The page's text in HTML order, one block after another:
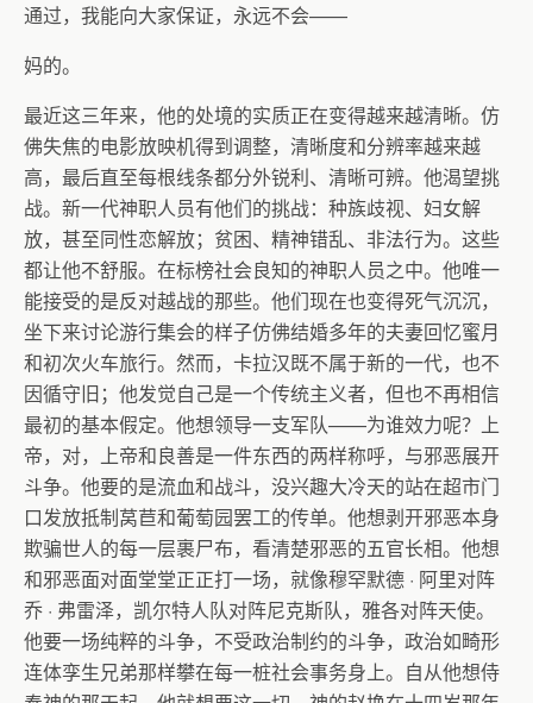
通过，我能向大家保证，永远不会——
妈的。
最近这三年来，他的处境的实质正在变得越来越清晰。仿
佛失焦的电影放映机得到调整，清晰度和分辨率越来越
高，最后直至每根线条都分外锐利、清晰可辨。他渴望挑
战。新一代神职人员有他们的挑战：种族歧视、妇女解
放，甚至同性恋解放；贫困、精神错乱、非法行为。这些
都让他不舒服。在标榜社会良知的神职人员之中。他唯一
能接受的是反对越战的那些。他们现在也变得死气沉沉，
坐下来讨论游行集会的样子仿佛结婚多年的夫妻回忆蜜月
和初次火车旅行。然而，卡拉汉既不属于新的一代，也不
因循守旧；他发觉自己是一个传统主义者，但也不再相信
最初的基本假定。他想领导一支军队——为谁效力呢？上
帝，对，上帝和良善是一件东西的两样称呼，与邪恶展开
斗争。他要的是流血和战斗，没兴趣大冷天的站在超市门
口发放抵制莴苣和葡萄园罢工的传单。他想剥开邪恶本身
欺骗世人的每一层裹尸布，看清楚邪恶的五官长相。他想
和邪恶面对面堂堂正正打一场，就像穆罕默德 · 阿里对阵
乔 · 弗雷泽，凯尔特人队对阵尼克斯队，雅各对阵天使。
他要一场纯粹的斗争，不受政治制约的斗争，政治如畸形
连体孪生兄弟那样攀在每一桩社会事务身上。自从他想侍